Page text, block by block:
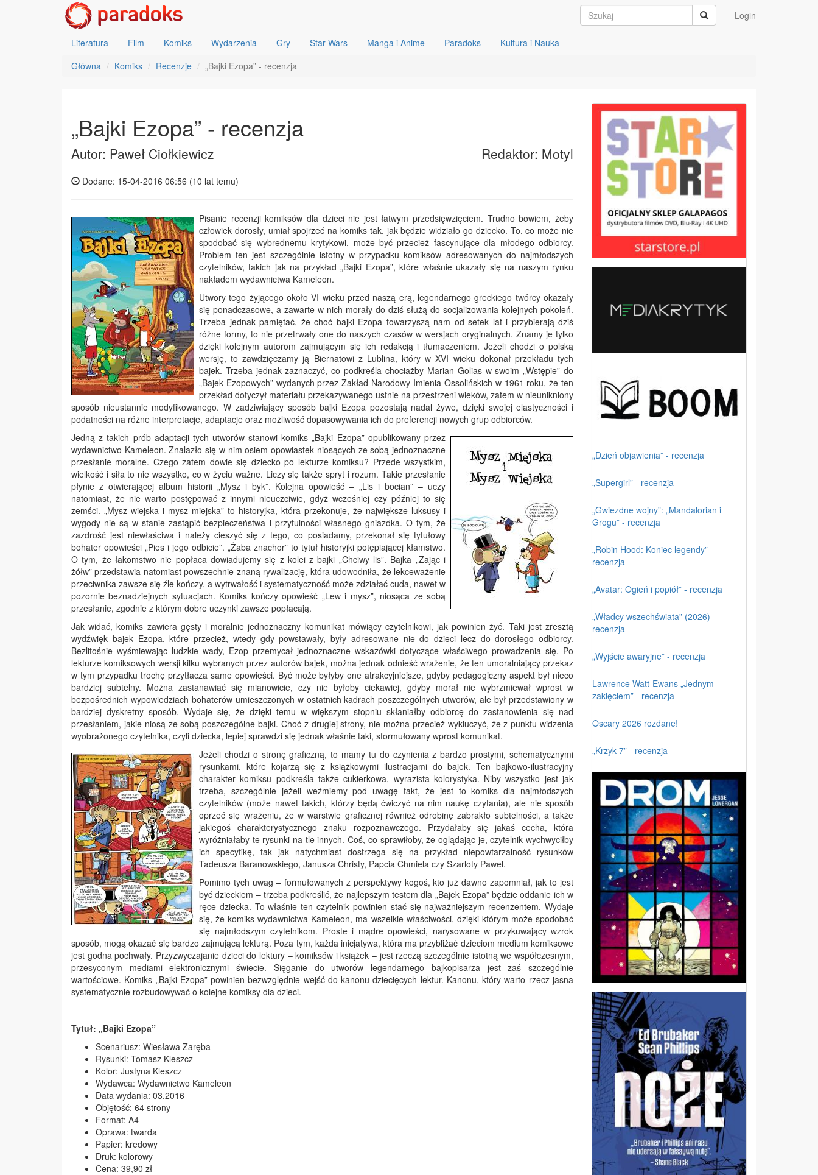
Login
Literatura Film Komiks Wydarzenia Gry Star Wars Manga i Anime Paradoks
Kultura i Nauka
Główna
Komiks Recenzje „Bajki Ezopa” - recenzja
„Bajki Ezopa” - recenzja
Autor: Paweł Ciołkiewicz Redaktor: Motyl
Dodane: 15-04-2016 06:56 (10 lat temu)
Pisanie recenzji komiksów dla dzieci nie jest łatwym przedsięwzięciem. Trudno bowiem, żeby
człowiek dorosły, umiał spojrzeć na komiks tak, jak będzie widziało go dziecko. To, co może nie
spodobać się wybrednemu krytykowi, może być przecież fascynujące dla młodego odbiorcy.
Problem ten jest szczególnie istotny w przypadku komiksów adresowanych do najmłodszych
czytelników, takich jak na przykład „Bajki Ezopa”, które właśnie ukazały się na naszym rynku
nakładem wydawnictwa Kameleon.
Utwory tego żyjącego około VI wieku przed naszą erą, legendarnego greckiego twórcy okazały
się ponadczasowe, a zawarte w nich morały do dziś służą do socjalizowania kolejnych pokoleń.
Trzeba jednak pamiętać, że choć bajki Ezopa towarzyszą nam od setek lat i przybierają dziś
różne formy, to nie przetrwały one do naszych czasów w wersjach oryginalnych. Znamy je tylko
dzięki kolejnym autorom zajmującym się ich redakcją i tłumaczeniem. Jeżeli chodzi o polską
wersję, to zawdzięczamy ją Biernatowi z Lublina, który w XVI wieku dokonał przekładu tych
bajek. Trzeba jednak zaznaczyć, co podkreśla chociażby Marian Golias w swoim „Wstępie” do
„Bajek Ezopowych” wydanych przez Zakład Narodowy Imienia Ossolińskich w 1961 roku, że ten
przekład dotyczył materiału przekazywanego ustnie na przestrzeni wieków, zatem w nieunikniony
sposób nieustannie modyfikowanego. W zadziwiający sposób bajki Ezopa pozostają nadal żywe, dzięki swojej elastyczności i
podatności na różne interpretacje, adaptacje oraz możliwość dopasowywania ich do preferencji nowych grup odbiorców.
Jedną z takich prób adaptacji tych utworów stanowi komiks „Bajki Ezopa” opublikowany przez
wydawnictwo Kameleon. Znalazło się w nim osiem opowiastek niosących ze sobą jednoznaczne
przesłanie moralne. Czego zatem dowie się dziecko po lekturze komiksu? Przede wszystkim,
wielkość i siła to nie wszystko, co w życiu ważne. Liczy się także spryt i rozum. Takie przesłanie
płynie z otwierającej album historii „Mysz i byk”. Kolejna opowieść – „Lis i bocian” – uczy
natomiast, że nie warto postępować z innymi nieuczciwie, gdyż wcześniej czy później to się
zemści. „Mysz wiejska i mysz miejska” to historyjka, która przekonuje, że największe luksusy i
wygody nie są w stanie zastąpić bezpieczeństwa i przytulności własnego gniazdka. O tym, że
zazdrość jest niewłaściwa i należy cieszyć się z tego, co posiadamy, przekonał się tytułowy
bohater opowieści „Pies i jego odbicie”. „Żaba znachor” to tytuł historyjki potępiającej kłamstwo.
O tym, że łakomstwo nie popłaca dowiadujemy się z kolei z bajki „Chciwy lis”. Bajka „Zając i
żółw” przedstawia natomiast powszechnie znaną rywalizację, która udowodniła, że lekceważenie
przeciwnika zawsze się źle kończy, a wytrwałość i systematyczność może zdziałać cuda, nawet w
pozornie beznadziejnych sytuacjach. Komiks kończy opowieść „Lew i mysz”, niosąca ze sobą
przesłanie, zgodnie z którym dobre uczynki zawsze popłacają.
Jak widać, komiks zawiera gęsty i moralnie jednoznaczny komunikat mówiący czytelnikowi, jak powinien żyć. Taki jest zresztą
wydźwięk bajek Ezopa, które przecież, wtedy gdy powstawały, były adresowane nie do dzieci lecz do dorosłego odbiorcy.
Bezlitośnie wyśmiewając ludzkie wady, Ezop przemycał jednoznaczne wskazówki dotyczące właściwego prowadzenia się. Po
lekturze komiksowych wersji kilku wybranych przez autorów bajek, można jednak odnieść wrażenie, że ten umoralniający przekaz
w tym przypadku trochę przytłacza same opowieści. Być może byłyby one atrakcyjniejsze, gdyby pedagogiczny aspekt był nieco
bardziej subtelny. Można zastanawiać się mianowicie, czy nie byłoby ciekawiej, gdyby morał nie wybrzmiewał wprost w
bezpośrednich wypowiedziach bohaterów umieszczonych w ostatnich kadrach poszczególnych utworów, ale był przedstawiony w
bardziej dyskretny sposób. Wydaje się, że dzięki temu w większym stopniu skłaniałby odbiorcę do zastanowienia się nad
przesłaniem, jakie niosą ze sobą poszczególne bajki. Choć z drugiej strony, nie można przecież wykluczyć, że z punktu widzenia
wyobrażonego czytelnika, czyli dziecka, lepiej sprawdzi się jednak właśnie taki, sformułowany wprost komunikat.
Jeżeli chodzi o stronę graficzną, to mamy tu do czynienia z bardzo prostymi, schematycznymi
rysunkami, które kojarzą się z książkowymi ilustracjami do bajek. Ten bajkowo-ilustracyjny
charakter komiksu podkreśla także cukierkowa, wyrazista kolorystyka. Niby wszystko jest jak
trzeba, szczególnie jeżeli weźmiemy pod uwagę fakt, że jest to komiks dla najmłodszych
czytelników (może nawet takich, którzy będą ćwiczyć na nim naukę czytania), ale nie sposób
oprzeć się wrażeniu, że w warstwie graficznej również odrobinę zabrakło subtelności, a także
jakiegoś charakterystycznego znaku rozpoznawczego. Przydałaby się jakaś cecha, która
wyróżniałaby te rysunki na tle innych. Coś, co sprawiłoby, że oglądając je, czytelnik wychwyciłby
ich specyfikę, tak jak natychmiast dostrzega się na przykład niepowtarzalność rysunków
Tadeusza Baranowskiego, Janusza Christy, Papcia Chmiela czy Szarloty Pawel.
Pomimo tych uwag – formułowanych z perspektywy kogoś, kto już dawno zapomniał, jak to jest
być dzieckiem – trzeba podkreślić, że najlepszym testem dla „Bajek Ezopa” będzie oddanie ich w
ręce dziecka. To właśnie ten czytelnik powinien stać się najważniejszym recenzentem. Wydaje
się, że komiks wydawnictwa Kameleon, ma wszelkie właściwości, dzięki którym może spodobać
się najmłodszym czytelnikom. Proste i mądre opowieści, narysowane w przykuwający wzrok
sposób, mogą okazać się bardzo zajmującą lekturą. Poza tym, każda inicjatywa, która ma przybliżać dzieciom medium komiksowe
jest godna pochwały. Przyzwyczajanie dzieci do lektury – komiksów i książek – jest rzeczą szczególnie istotną we współczesnym,
przesyconym mediami elektronicznymi świecie. Sięganie do utworów legendarnego bajkopisarza jest zaś szczególnie
wartościowe. Komiks „Bajki Ezopa” powinien bezwzględnie wejść do kanonu dziecięcych lektur. Kanonu, który warto rzecz jasna
systematycznie rozbudowywać o kolejne komiksy dla dzieci.
Tytuł: „Bajki Ezopa”
Scenariusz: Wiesława Zaręba
Rysunki: Tomasz Kleszcz
Kolor: Justyna Kleszcz
Wydawca: Wydawnictwo Kameleon
Data wydania: 03.2016
Objętość: 64 strony
Format: A4
Oprawa: twarda
Papier: kredowy
Druk: kolorowy
Cena: 39,90 zł
„Dzień objawienia” - recenzja
„Supergirl” - recenzja
„Gwiezdne wojny”: „Mandalorian i
Grogu” - recenzja
„Robin Hood: Koniec legendy” -
recenzja
„Avatar: Ogień i popiół” - recenzja
„Władcy wszechświata” (2026) -
recenzja
„Wyjście awaryjne” - recenzja
Lawrence Watt-Ewans „Jednym
zaklęciem” - recenzja
Oscary 2026 rozdane!
„Krzyk 7” - recenzja